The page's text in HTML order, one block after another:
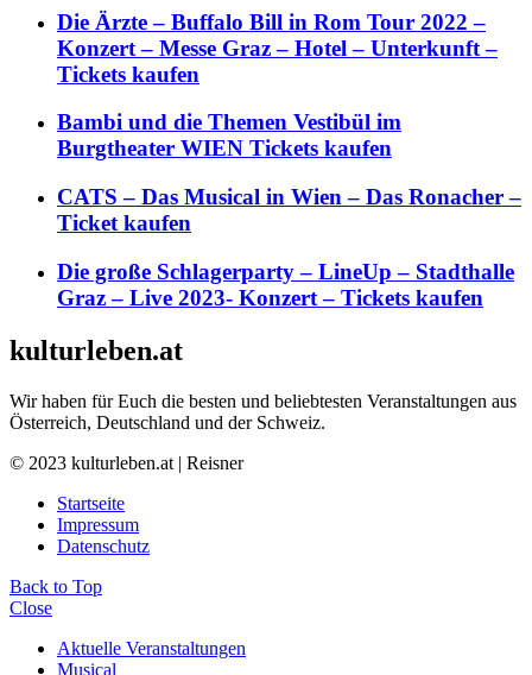
Die Ärzte – Buffalo Bill in Rom Tour 2022 –
Konzert – Messe Graz – Hotel – Unterkunft –
Tickets kaufen
Bambi und die Themen Vestibül im
Burgtheater WIEN Tickets kaufen
CATS – Das Musical in Wien – Das Ronacher –
Ticket kaufen
Die große Schlagerparty – LineUp – Stadthalle
Graz – Live 2023- Konzert – Tickets kaufen
kulturleben.at
Wir haben für Euch die besten und beliebtesten Veranstaltungen aus
Österreich, Deutschland und der Schweiz.
© 2023 kulturleben.at | Reisner
Startseite
Impressum
Datenschutz
Back to Top
Close
Aktuelle Veranstaltungen
Musical